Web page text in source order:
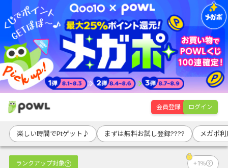
会員登録 ログイン
楽しい時間でPtゲット♪ まずは無料お試し登録???? メガポ
ランクアップ対象 +1％